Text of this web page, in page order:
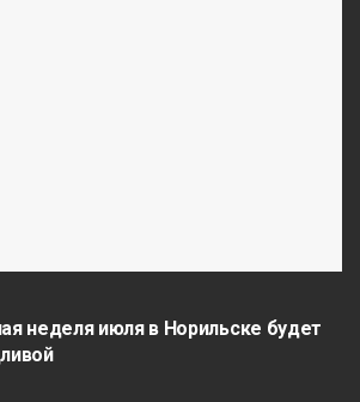
неделя июля в Норильске будет